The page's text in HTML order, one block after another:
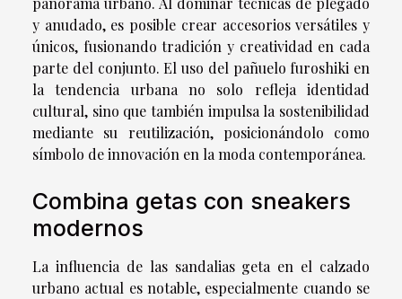
y anudado, es posible crear accesorios versátiles y
únicos, fusionando tradición y creatividad en cada
parte del conjunto. El uso del pañuelo furoshiki en
la tendencia urbana no solo refleja identidad
cultural, sino que también impulsa la sostenibilidad
mediante su reutilización, posicionándolo como
símbolo de innovación en la moda contemporánea.
Combina getas con sneakers
modernos
La influencia de las sandalias geta en el calzado
urbano actual es notable, especialmente cuando se